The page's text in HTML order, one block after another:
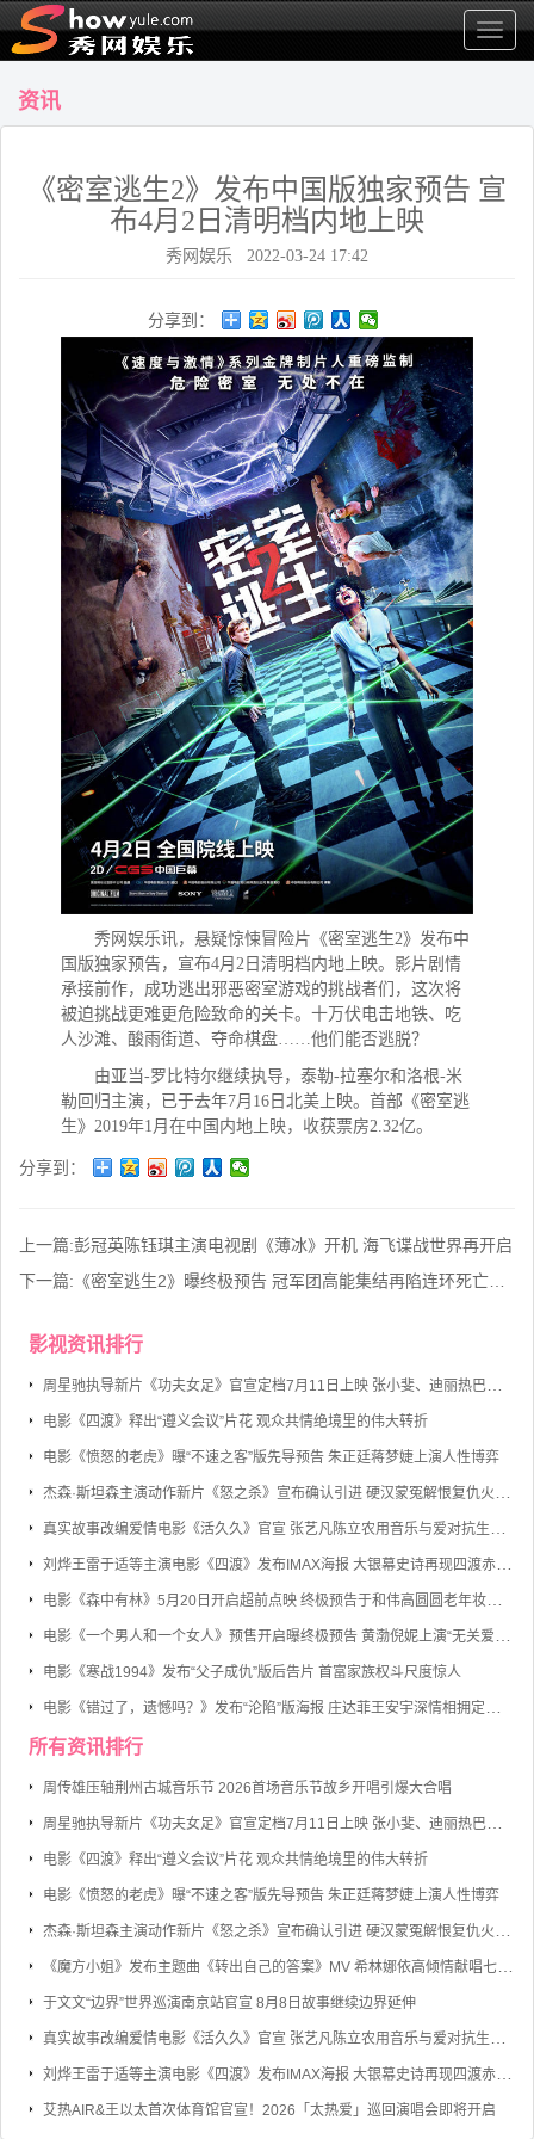
显
示
资讯
《密室逃生2》发布中国版独家预告 宣
布4月2日清明档内地上映
秀网娱乐 2022-03-24 17:42
分享到：
秀网娱乐讯， 悬疑惊悚冒险片《密室逃生2》发布中
国版独家预告，宣布4月2日清明档内地上映。影片剧情
承接前作，成功逃出邪恶密室游戏的挑战者们，这次将
被迫挑战更难更危险致命的关卡。十万伏电击地铁、吃
人沙滩、酸雨街道、夺命棋盘……他们能否逃脱？
由亚当-罗比特尔继续执导，泰勒-拉塞尔和洛根-米
勒回归主演，已于去年7月16日北美上映。首部《密室逃
生》2019年1月在中国内地上映，收获票房2.32亿。
分享到：
上一篇:彭冠英陈钰琪主演电视剧《薄冰》开机 海飞谍战世界再开启
下一篇: 《密室逃生2》曝终极预告 冠军团高能集结再陷连环死亡密室
影视资讯排行
周星驰执导新片《功夫女足》官宣定档7月11日上映 张小斐、迪丽热巴、张艺兴领衔主演
电影《四渡》释出“遵义会议”片花 观众共情绝境里的伟大转折
电影《愤怒的老虎》曝“不速之客”版先导预告 朱正廷蒋梦婕上演人性博弈
杰森·斯坦森主演动作新片《怒之杀》宣布确认引进 硬汉蒙冤解恨复仇火力全开
真实故事改编爱情电影《活久久》官宣 张艺凡陈立农用音乐与爱对抗生命倒计时
刘烨王雷于适等主演电影《四渡》发布IMAX海报 大银幕史诗再现四渡赤水的军事奇迹
电影《森中有林》5月20日开启超前点映 终极预告于和伟高圆圆老年妆首度曝光
电影《一个男人和一个女人》预售开启曝终极预告 黄渤倪妮上演“无关爱情的邂逅”
电影《寒战1994》发布“父子成仇”版后告片 首富家族权斗尺度惊人
电影《错过了，遗憾吗？》发布“沦陷”版海报 庄达菲王安宇深情相拥定格心动瞬间
所有资讯排行
周传雄压轴荆州古城音乐节 2026首场音乐节故乡开唱引爆大合唱
周星驰执导新片《功夫女足》官宣定档7月11日上映 张小斐、迪丽热巴、张艺兴领衔主演
电影《四渡》释出“遵义会议”片花 观众共情绝境里的伟大转折
电影《愤怒的老虎》曝“不速之客”版先导预告 朱正廷蒋梦婕上演人性博弈
杰森·斯坦森主演动作新片《怒之杀》宣布确认引进 硬汉蒙冤解恨复仇火力全开
《魔方小姐》发布主题曲《转出自己的答案》MV 希林娜依高倾情献唱七旬奶奶勇敢逐梦
于文文“边界”世界巡演南京站官宣 8月8日故事继续边界延伸
真实故事改编爱情电影《活久久》官宣 张艺凡陈立农用音乐与爱对抗生命倒计时
刘烨王雷于适等主演电影《四渡》发布IMAX海报 大银幕史诗再现四渡赤水的军事奇迹
艾热AIR&王以太首次体育馆官宣！2026「太热爱」巡回演唱会即将开启